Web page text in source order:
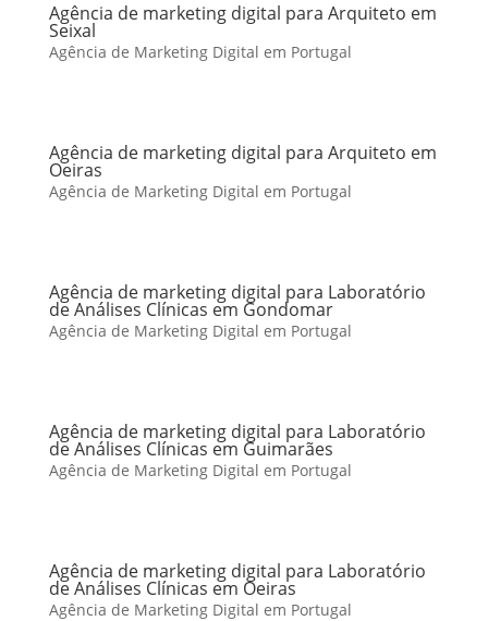
Agência de marketing digital para Arquiteto em
Seixal
Agência de Marketing Digital em Portugal
Agência de marketing digital para Arquiteto em
Oeiras
Agência de Marketing Digital em Portugal
Agência de marketing digital para Laboratório
de Análises Clínicas em Gondomar
Agência de Marketing Digital em Portugal
Agência de marketing digital para Laboratório
de Análises Clínicas em Guimarães
Agência de Marketing Digital em Portugal
Agência de marketing digital para Laboratório
de Análises Clínicas em Oeiras
Agência de Marketing Digital em Portugal